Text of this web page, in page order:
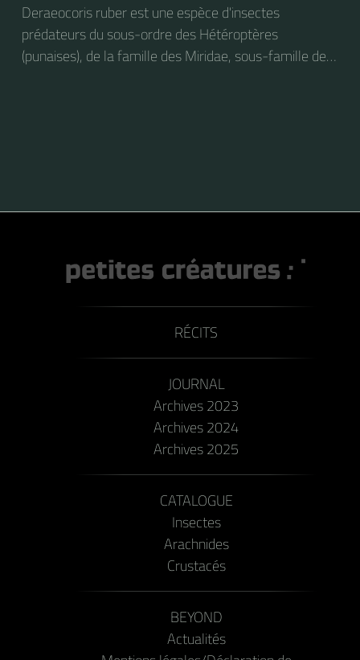
Deraeocoris ruber est une espèce d'insectes
prédateurs du sous-ordre des Hétéroptères
(punaises), de la famille des Miridae, sous-famille des
RÉCITS
JOURNAL
Archives 2023
Archives 2024
Archives 2025
CATALOGUE
Insectes
Arachnides
Crustacés
BEYOND
Actualités